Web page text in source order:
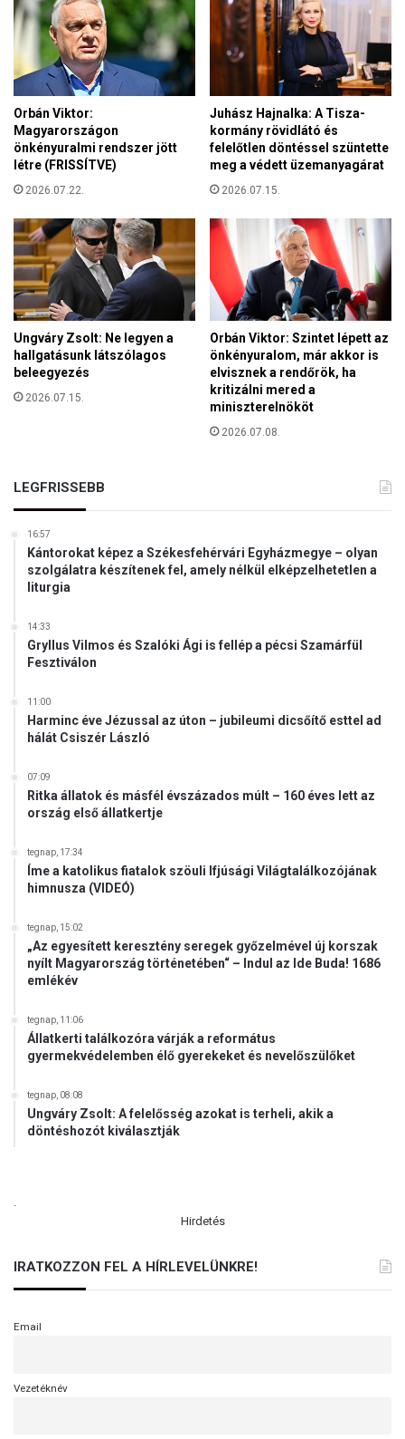
e
d
c
e
i
m
a
y
r
g
a
z
d
k
ö
s
o
s
Orbán Viktor:
Magyarországon
önkényuralmi rendszer jött
létre (FRISSÍTVE)
2026.07.22.
Juhász Hajnalka: A Tisza-
kormány rövidlátó és
felelőtlen döntéssel szüntette
meg a védett üzemanyagárat
2026.07.15.
Ungváry Zsolt: Ne legyen a
hallgatásunk látszólagos
beleegyezés
2026.07.15.
Orbán Viktor: Szintet lépett az
önkényuralom, már akkor is
elvisznek a rendőrök, ha
kritizálni mered a
miniszterelnököt
2026.07.08.
LEGFRISSEBB
16:57
Kántorokat képez a Székesfehérvári Egyházmegye – olyan
szolgálatra készítenek fel, amely nélkül elképzelhetetlen a
liturgia
14:33
Gryllus Vilmos és Szalóki Ági is fellép a pécsi Szamárfül
Fesztiválon
11:00
Harminc éve Jézussal az úton – jubileumi dicsőítő esttel ad
hálát Csiszér László
07:09
Ritka állatok és másfél évszázados múlt – 160 éves lett az
ország első állatkertje
tegnap, 17:34
Íme a katolikus fiatalok szöuli Ifjúsági Világtalálkozójának
himnusza (VIDEÓ)
tegnap, 15:02
„Az egyesített keresztény seregek győzelmével új korszak
nyílt Magyarország történetében“ – Indul az Ide Buda! 1686
emlékév
tegnap, 11:06
Állatkerti találkozóra várják a református
gyermekvédelemben élő gyerekeket és nevelőszülőket
tegnap, 08:08
Ungváry Zsolt: A felelősség azokat is terheli, akik a
döntéshozót kiválasztják
.
Hirdetés
IRATKOZZON FEL A HÍRLEVELÜNKRE!
Email
Vezetéknév